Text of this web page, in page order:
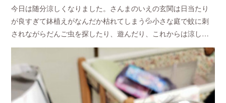
今日は随分涼しくなりました。さんまのいえの玄関は日当たり
が良すぎて鉢植えがなんだか枯れてしまう💦小さな庭で蚊に刺
されながらだんご虫を探したり、遊んだり、これからは涼し…